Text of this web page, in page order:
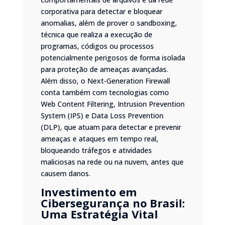
corporativa para detectar e bloquear
anomalias, além de prover o sandboxing,
técnica que realiza a execução de
programas, códigos ou processos
potencialmente perigosos de forma isolada
para proteção de ameaças avançadas.
Além disso, o Next-Generation Firewall
conta também com tecnologias como
Web Content Filtering, Intrusion Prevention
System (IPS) e Data Loss Prevention
(DLP), que atuam para detectar e prevenir
ameaças e ataques em tempo real,
bloqueando tráfegos e atividades
maliciosas na rede ou na nuvem, antes que
causem danos.
Investimento em
Cibersegurança no Brasil:
Uma Estratégia Vital